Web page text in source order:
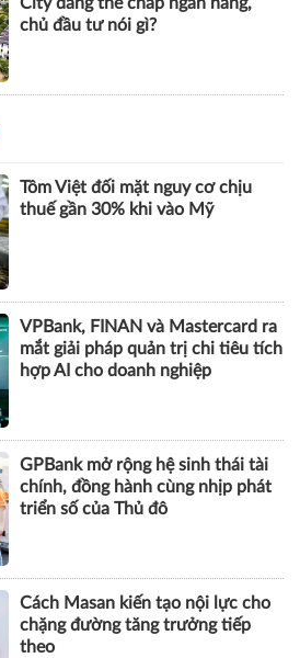
Tôm Việt đối mặt nguy cơ chịu
VPBank, FINAN và Mastercard ra
mắt giải pháp quản trị chi tiêu tích
hợp AI cho doanh nghiệp
GPBank mở rộng hệ sinh thái tài
chính, đồng hành cùng nhịp phát
triển số của Thủ đô
Cách Masan kiến tạo nội lực cho
chặng đường tăng trưởng tiếp
theo
CHUYỆN QUẢN LÝ